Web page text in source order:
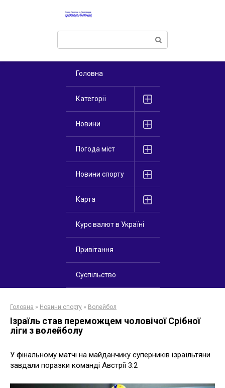
Поиск:
Головна
Категорії
Новини
Погода міст
Новини спорту
Карта
Курс валют в Україні
Привітання
Суспільство
Головна » Новини спорту » Волейбол
Ізраїль став переможцем чоловічої Срібної
ліги з волейболу
У фінальному матчі на майданчику суперників ізраїльтяни
завдали поразки команді Австрії 3:2